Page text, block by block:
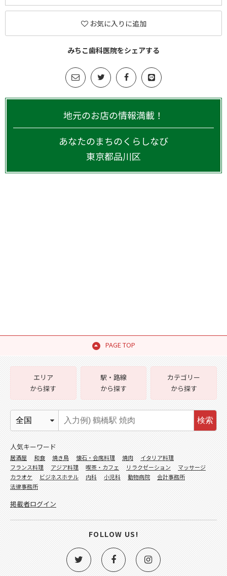
お気に入りに追加
みちこ歯科医院をシェアする
地元のお店の情報満載！
あなたのまちのくらしなび
東京都品川区
PAGE TOP
エリア
から探す
駅・路線
から探す
カテゴリー
から探す
検索
人気キーワード
居酒屋 和食 焼き鳥 懐石・会席料理 焼肉
イタリア料理
フランス料理
アジア料理 喫茶・カフェ リラクゼーション
マッサージ
カラオケ
ビジネスホテル 内科 小児科 動物病院
会計事務所
法律事務所
掲載者ログイン
FOLLOW US!